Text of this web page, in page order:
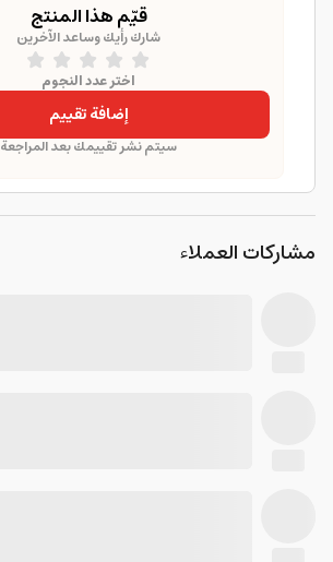
قيّم هذا المنتج
شارك رأيك وساعد الآخرين
اختر عدد النجوم
إضافة تقييم
سيتم نشر تقييمك بعد المراجعة
مشاركات العملاء